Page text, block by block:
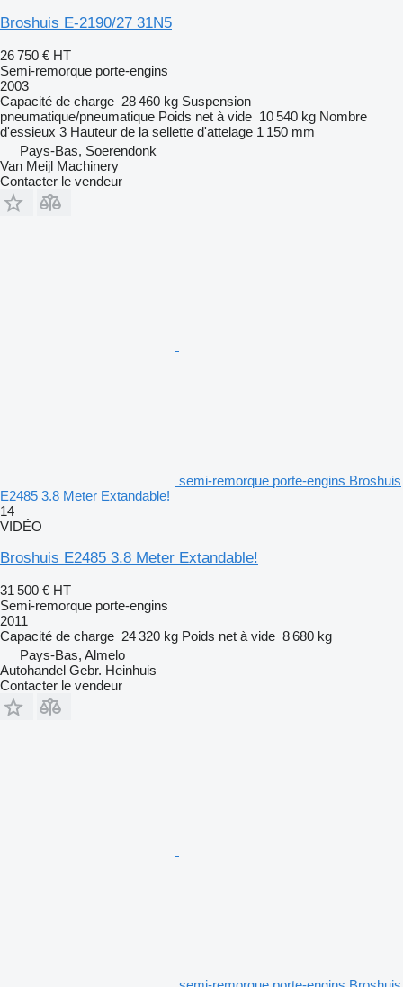
Broshuis E-2190/27 31N5
26 750 € HT
Semi-remorque porte-engins
2003
Capacité de charge 28 460 kg Suspension
pneumatique/pneumatique Poids net à vide 10 540 kg Nombre
d'essieux 3 Hauteur de la sellette d'attelage 1 150 mm
Pays-Bas, Soerendonk
Van Meijl Machinery
Contacter le vendeur
semi-remorque porte-engins Broshuis
E2485 3.8 Meter Extandable!
14
VIDÉO
Broshuis E2485 3.8 Meter Extandable!
31 500 € HT
Semi-remorque porte-engins
2011
Capacité de charge 24 320 kg Poids net à vide 8 680 kg
Pays-Bas, Almelo
Autohandel Gebr. Heinhuis
Contacter le vendeur